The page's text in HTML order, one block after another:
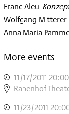
Franc Aleu:
Wolfgang Mitterer
:
Anna Maria
More events
11/17/2011 20:00
BARON
MÜNCHHAUSEN
,
Rabenhof
11/23/2011